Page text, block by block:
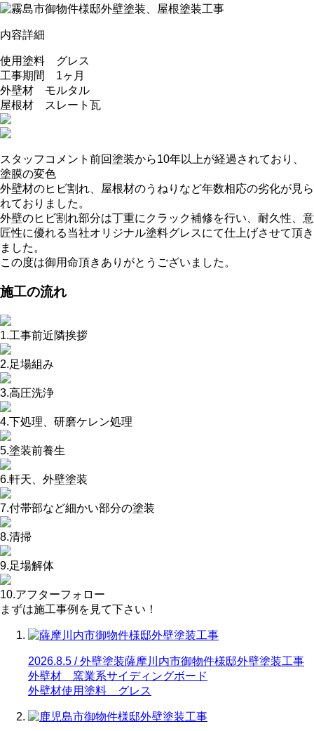
内容詳細
使用塗料 グレス
工事期間 1ヶ月
外壁材 モルタル
屋根材 スレート瓦
スタッフコメント 前回塗装から10年以上が経過されており、
塗膜の変色
外壁材のヒビ割れ、屋根材のうねりなど年数相応の劣化が見ら
れておりました。
外壁のヒビ割れ部分は丁重にクラック補修を行い、耐久性、意
匠性に優れる当社オリジナル塗料グレスにて仕上げさせて頂き
ました。
この度は御用命頂きありがとうございました。
施工の流れ
1.工事前近隣挨拶
2.足場組み
3.高圧洗浄
4.下処理、研磨ケレン処理
5.塗装前養生
6.軒天、外壁塗装
7.付帯部など細かい部分の塗装
8.清掃
9.足場解体
10.アフターフォロー
まずは施工事例を見て下さい！
2026.8.5 / 外壁塗装薩摩川内市御物件様邸外壁塗装工事
外壁材 窯業系サイディングボード
外壁材使用塗料 グレス